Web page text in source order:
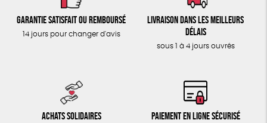
Garantie satisfait ou remboursé
14 jours pour changer d'avis
Livraison dans les meilleurs
délais
sous 1 à 4 jours ouvrés
Achats solidaires Paiement en ligne sécurisé